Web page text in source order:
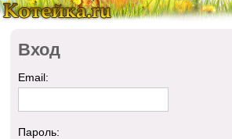
Вход
Email:
Пароль: